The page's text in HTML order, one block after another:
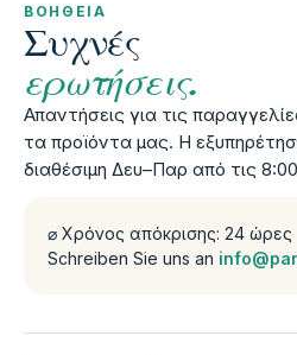
ΒΟΉΘΕΙΑ
Συχνές
ερωτήσεις.
Απαντήσεις για τις
τα προϊόντα μας. Η
διαθέσιμη Δευ–Παρ από τις
⌀ Χρόνος απόκρισης: 24 ώρες
Schreiben Sie uns an